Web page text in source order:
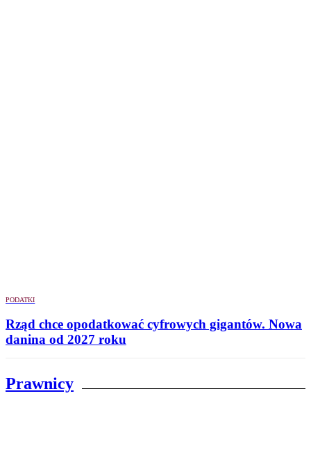
PODATKI
Rząd chce opodatkować cyfrowych gigantów. Nowa
danina od 2027 roku
Prawnicy